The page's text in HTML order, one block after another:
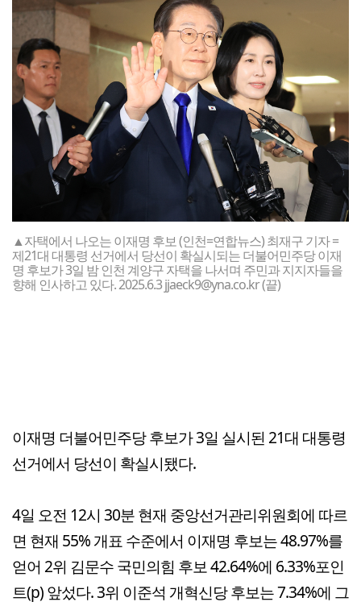
▲자택에서 나오는 이재명 후보 (인천=연합뉴스) 최재구 기자 =
제21대 대통령 선거에서 당선이 확실시되는 더불어민주당 이재
명 후보가 3일 밤 인천 계양구 자택을 나서며 주민과 지지자들을
향해 인사하고 있다. 2025.6.3 jjaeck9@yna.co.kr (끝)
이재명 더불어민주당 후보가 3일 실시된 21대 대통령
선거에서 당선이 확실시됐다.
4일 오전 12시 30분 현재 중앙선거관리위원회에 따르
면 현재 55% 개표 수준에서 이재명 후보는 48.97%를
얻어 2위 김문수 국민의힘 후보 42.64%에 6.33%포인
트(p) 앞섰다. 3위 이준석 개혁신당 후보는 7.34%에 그